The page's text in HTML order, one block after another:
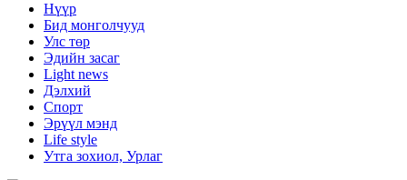
Нүүр
Бид монголчууд
Улс төр
Эдийн засаг
Light news
Дэлхий
Спорт
Эрүүл мэнд
Life style
Утга зохиол, Урлаг